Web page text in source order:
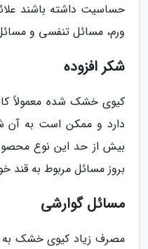
حساسیت داشته باشند
ورم، مسائل تنفسی و
شکر افزوده
کیوی خشک شده معمولاً
دارد و ممکن است به آن
بیش از حد این نوع
بروز مسائل مربوط به قند
مسائل گوارشی
مصرف زیاد کیوی خشک به